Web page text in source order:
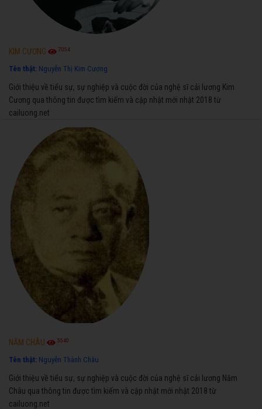
KIM CƯƠNG 7054
Tên thật: Nguyễn Thị Kim Cương
Giới thiệu về tiểu sự, sự nghiệp và cuộc đời của nghệ sĩ cải lương Kim
Cương qua thông tin được tìm kiếm và cập nhật mới nhật 2018 từ
cailuong.net
NĂM CHÂU 5540
Tên thật: Nguyễn Thành Châu
Giới thiệu về tiểu sự, sự nghiệp và cuộc đời của nghệ sĩ cải lương Năm
Châu qua thông tin được tìm kiếm và cập nhật mới nhật 2018 từ
cailuong.net